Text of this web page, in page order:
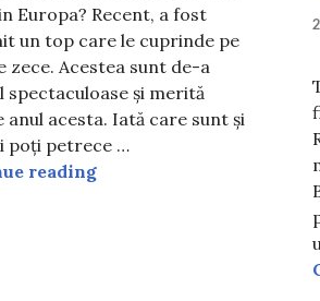
pentru creier. Iată cu ce le poți
Europa? Recent, a fost
un top care le cuprinde pe
zece. Acestea sunt de-a
spectaculoase și merită
anul acesta. Iată care sunt și
poți petrece …
readingCele mai frumoase plaje